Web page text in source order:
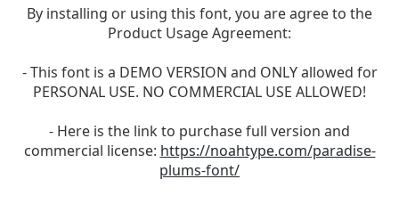
By installing or using this font, you are agree to the
Product Usage Agreement:
- This font is a DEMO VERSION and ONLY allowed for
PERSONAL USE. NO COMMERCIAL USE ALLOWED!
- Here is the link to purchase full version and
commercial license: https://noahtype.com/paradise-
plums-font/